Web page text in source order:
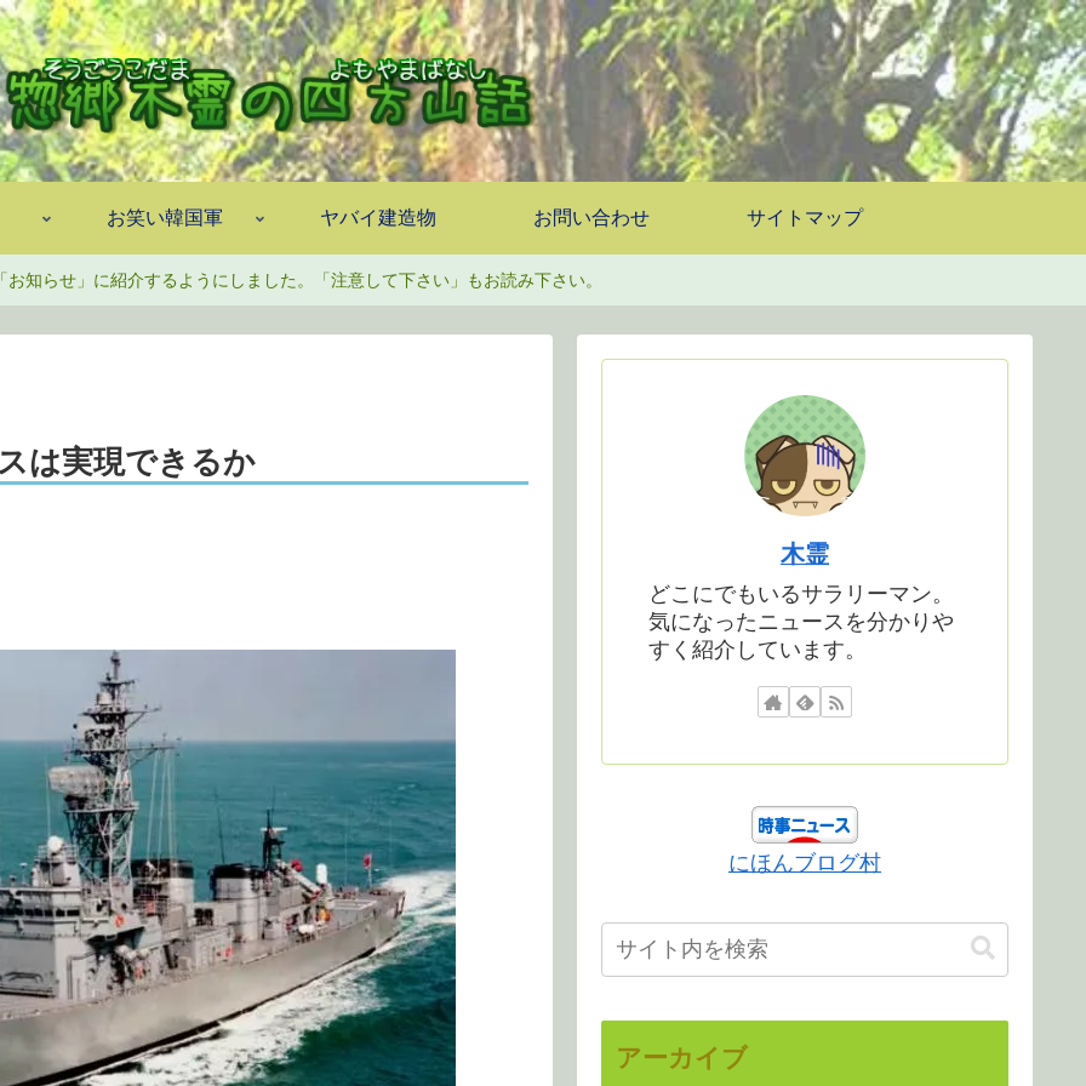
お笑い韓国軍 ヤバイ建造物 お問い合わせ サイトマップ
お知らせ」に紹介するようにしました。「注意して下さい」もお読み下さい。
は実現できるか
木霊
どこにでもいるサラリーマン。
気になったニュースを分かりや
すく紹介しています。
にほんブログ村
アーカイブ